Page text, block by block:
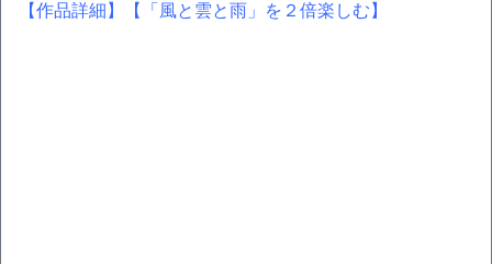
【作品詳細】 【「風と雲と雨」を２倍楽しむ】